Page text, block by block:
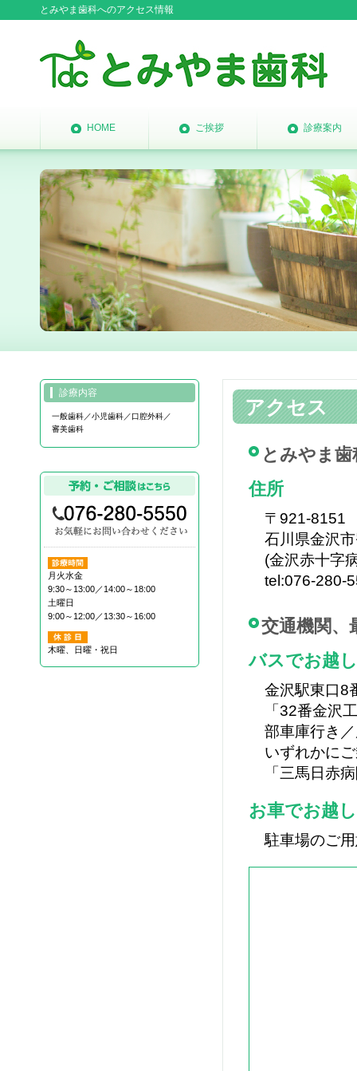
とみやま歯科へのアクセス情報
HOME ご挨拶 診療案内
アクセス
とみやま
住所
〒921-8151
石川県金沢
(金沢赤十字
tel:076-280-
交通機関、
バスでお越
金沢駅東口8
「32番金沢
部車庫行き
いずれかに
「三馬日赤
お車でお越
駐車場のご
診療内容
一般歯科／小児歯科／口腔外科／
審美歯科
月火水金
9:30～13:00／14:00～18:00
土曜日
9:00～12:00／13:30～16:00
木曜、日曜・祝日